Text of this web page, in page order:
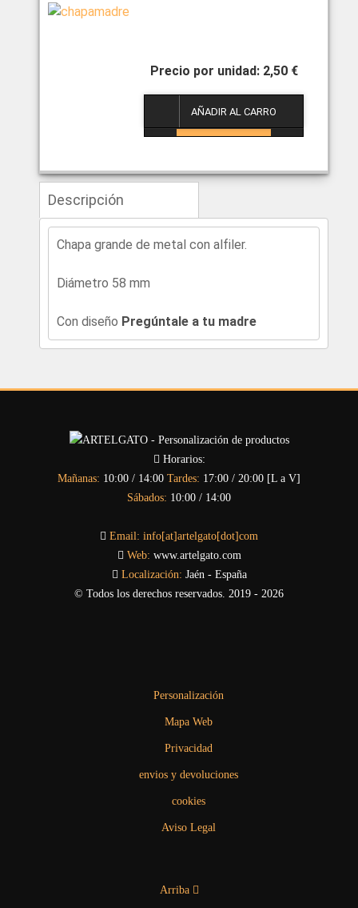
2,50 €
Descripción
Chapa grande de metal con alfiler.
Diámetro 58 mm
Con diseño Pregúntale a tu madre
Horarios:
Mañanas: 10:00 / 14:00 Tardes: 17:00 / 20:00 [L a V]
Sábados: 10:00 / 14:00
Email: info[at]artelgato[dot]com
Web: www.artelgato.com
Localización: Jaén - España
© Todos los derechos reservados. 2019 - 2026
Personalización
Mapa Web
Privacidad
envios y devoluciones
cookies
Aviso Legal
Arriba